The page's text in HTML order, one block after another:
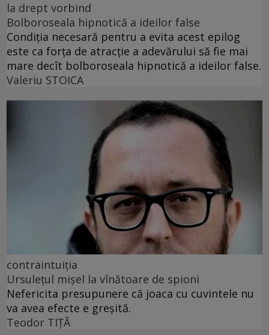
la drept vorbind
Bolboroseala hipnotică a ideilor false
Condiția necesară pentru a evita acest epilog
este ca forța de atracție a adevărului să fie mai
mare decît bolboroseala hipnotică a ideilor false.
Valeriu STOICA
contraintuiția
Ursulețul mișel la vînătoare de spioni
Nefericita presupunere că joaca cu cuvintele nu
va avea efecte e greșită.
Teodor TIŢĂ